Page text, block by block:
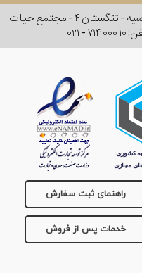
آدرس: تهران - خ پاسداران - رو به روی اقدسیه - تنگستان ۴ - مجتمع حیات
۰۲۱ - ۷۱۴ ۰۰۰ ۱۰
راهنمای ثبت سفارش
خدمات پس از فروش